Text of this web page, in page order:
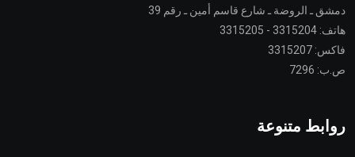
دمشق ـ الروضة ـ شارع قاسم أمين ـ رقم 39
هاتف: 3315204 - 3315205
فاكس: 3315207
ص.ب: 7296
روابط متنوعة